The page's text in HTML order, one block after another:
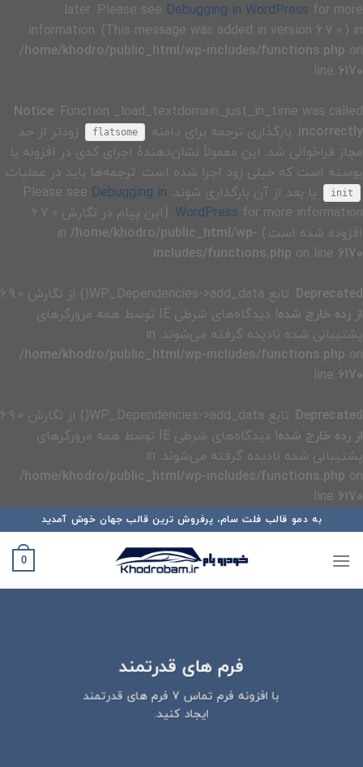
later. Please see Debugging in WordPress for more
information. (This message was added in version 6.7.0.) in
/home/khodro/public_html/wp-includes/functions.php on
line 6170
Notice: Function _load_textdomain_just_in_time was called
incorrectly. بارگذاری ترجمه برای دامنه flatsome
زودتر از حد
مجاز فراخوانی شد. این معمولاً نشان‌دهندهٔ اجرای کدی در افزونه یا
پوسته است که خیلی زود اجرا شده است. ترجمه‌ها باید در عملیات
init یا بعد از آن بارگذاری شوند. Please see Debugging in
WordPress
for more information. (این پیام در نگارش 6.7.0
افزوده شده است.) in /home/khodro/public_html/wp-
includes/functions.php on line 6170
Deprecated: تابع WP_Dependencies->add_data() از نگارش 6.9.0
از رده خارج شده
! دیدگاه‌های شرطی IE توسط همه مرورگرهای
پشتیبانی شده نادیده گرفته می‌شوند. in
/home/khodro/public_html/wp-includes/functions.php on
line 6170
Deprecated: تابع WP_Dependencies->add_data() از نگارش 6.9.0
از رده خارج شده
! دیدگاه‌های شرطی IE توسط همه مرورگرهای
پشتیبانی شده نادیده گرفته می‌شوند. in
/home/khodro/public_html/wp-includes/functions.php on
line 6170
به
محتوا
به دمو قالب فلت سام، پرفروش ترین قالب جهان خوش آمدید
0
فرم های قدرتمند
با افزونه فرم تماس 7 فرم های قدرتمند
ایجاد کنید.